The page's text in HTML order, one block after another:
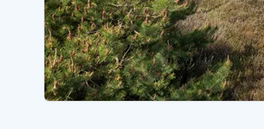
Ferienhäuser Graerup Strand
Ferienhäuser Haurvig
Ferienhäuser Henne Strand